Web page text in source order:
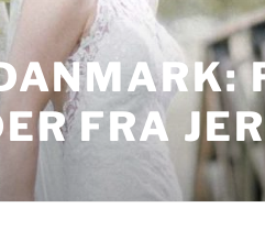
FRA